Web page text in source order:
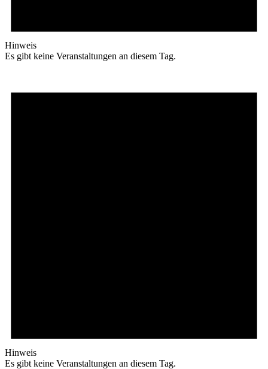
Hinweis
Es gibt keine Veranstaltungen an diesem Tag.
Hinweis
Es gibt keine Veranstaltungen an diesem Tag.